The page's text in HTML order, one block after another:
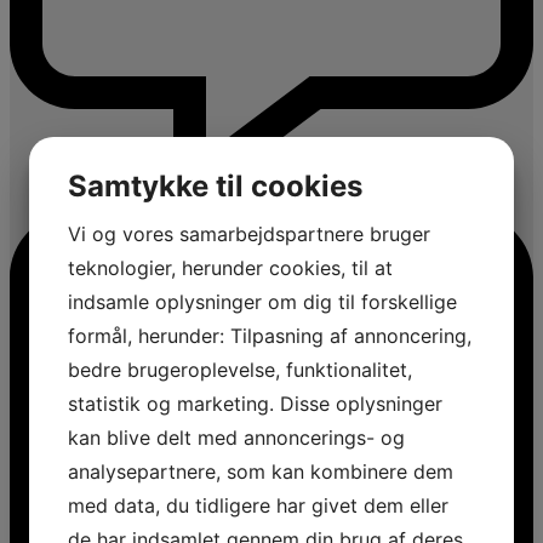
Samtykke til cookies
Vi og vores samarbejdspartnere bruger
teknologier, herunder cookies, til at
indsamle oplysninger om dig til forskellige
formål, herunder: Tilpasning af annoncering,
bedre brugeroplevelse, funktionalitet,
statistik og marketing. Disse oplysninger
kan blive delt med annoncerings- og
analysepartnere, som kan kombinere dem
med data, du tidligere har givet dem eller